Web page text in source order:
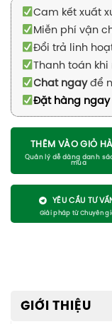
Cam kết xuất
Miễn phí vận
Đổi trả linh
Thanh toán
Chat ngayđể
Đặt hàng ngay
THÊM VÀO GIỎ
YÊU CẦU TƯ
GIỚI THIỆU